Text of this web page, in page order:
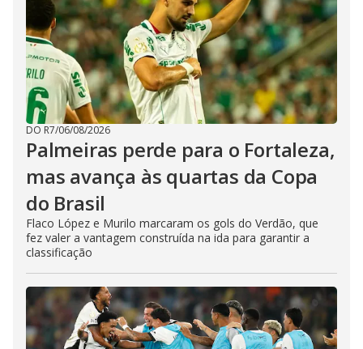
DO R7/06/08/2026
Palmeiras perde para o Fortaleza,
mas avança às quartas da Copa
do Brasil
Flaco López e Murilo marcaram os gols do Verdão, que
fez valer a vantagem construída na ida para garantir a
classificação